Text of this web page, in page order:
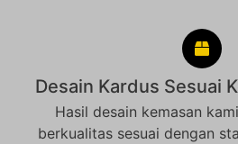
Desain Kardus Sesuai
Hasil desain kemasan
berkualitas sesuai dengan